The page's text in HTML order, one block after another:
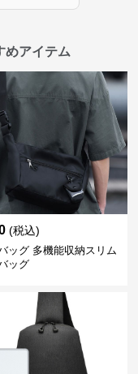
めアイテム
(税込)
ッグ 多機能収納スリム
ッグ